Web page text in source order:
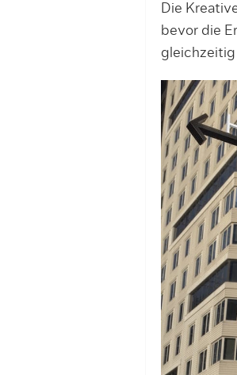
Die
bevor die
gleichzeitig